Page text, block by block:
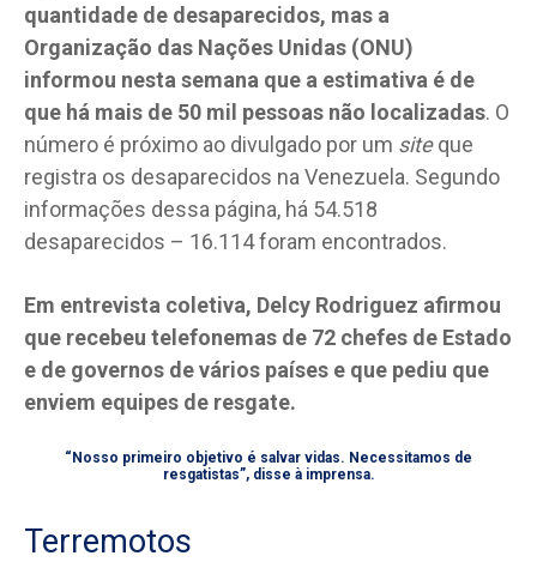
quantidade de desaparecidos, mas a
Organização das Nações Unidas (ONU)
informou nesta semana que a estimativa é de
que há mais de 50 mil pessoas não localizadas. O
número é próximo ao divulgado por um siteque
registra os desaparecidos na Venezuela. Segundo
informações dessa página, há 54.518
desaparecidos – 16.114 foram encontrados.
Em entrevista coletiva, Delcy Rodriguez afirmou
que recebeu telefonemas de 72 chefes de Estado
e de governos de vários países e que pediu que
enviem equipes de resgate.
“Nosso primeiro objetivo é salvar vidas. Necessitamos de
resgatistas”, disse à imprensa.
Terremotos